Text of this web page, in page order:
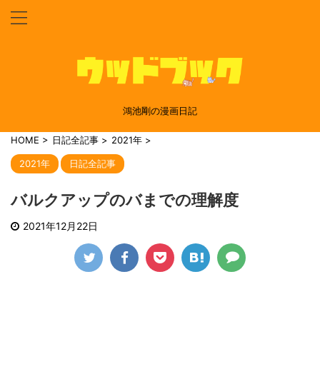
鴻池剛の漫画日記
HOME > 日記全記事 > 2021年 >
2021年 日記全記事
バルクアップのバまでの理解度
2021年12月22日